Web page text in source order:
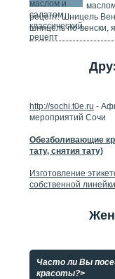
рецепт. Шницель
шницель по-венски,
http://sochi.t0e.ru -
мероприятий Сочи
Обезболивающие
тату, снятия тату)
Изготовление
собственной
Часто ли Вы
красоты?>